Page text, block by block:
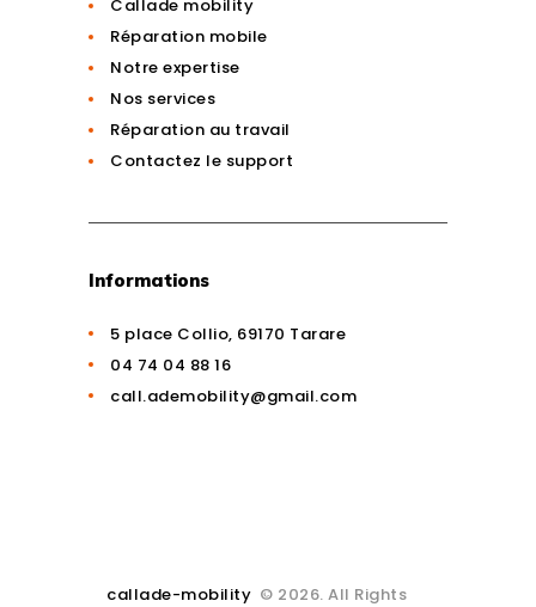
Callade mobility
Réparation mobile
Notre expertise
Nos services
Réparation au travail
Contactez le support
Informations
5 place Collio, 69170 Tarare
04 74 04 88 16
call.ademobility@gmail.com
callade-mobility © 2026. All Rights